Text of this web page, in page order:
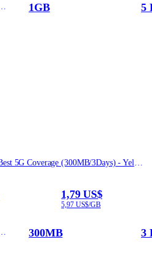
1GB 5
1,79 US$
5,97 US$/GB
300MB 3